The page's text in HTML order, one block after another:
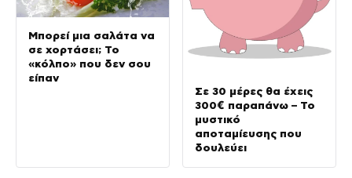
Μπορεί μια σαλάτα να
σε χορτάσει; Το
«κόλπο» που δεν σου
είπαν
Σε 30 μέρες θα έχεις
300€ παραπάνω – Το
μυστικό
αποταμίευσης που
δουλεύει